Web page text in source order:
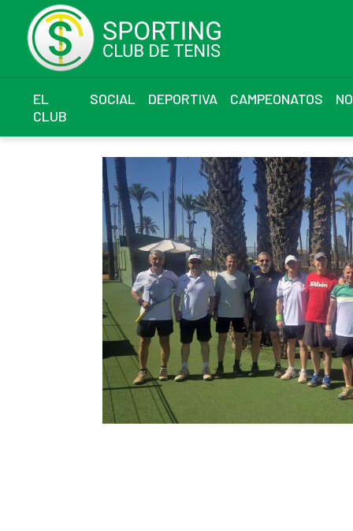
EL
CLUB
SOCIAL DEPORTIVA CAMPEONATOS